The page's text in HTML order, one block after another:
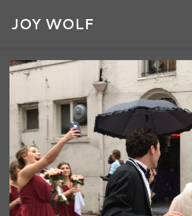
JOY WOLF